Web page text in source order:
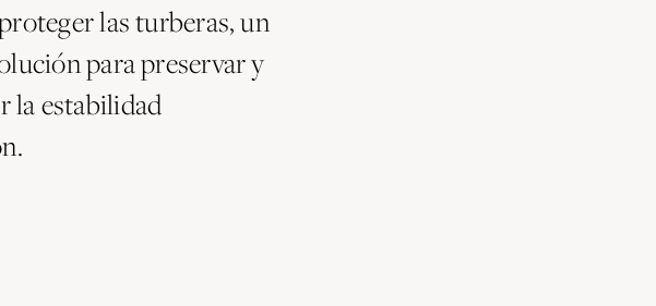
las turberas, un
para preservar y
la estabilidad